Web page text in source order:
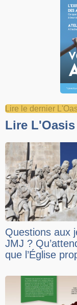
Lire le dernier
Lire L'Oasis
Questions aux
JMJ ?
que l’Église